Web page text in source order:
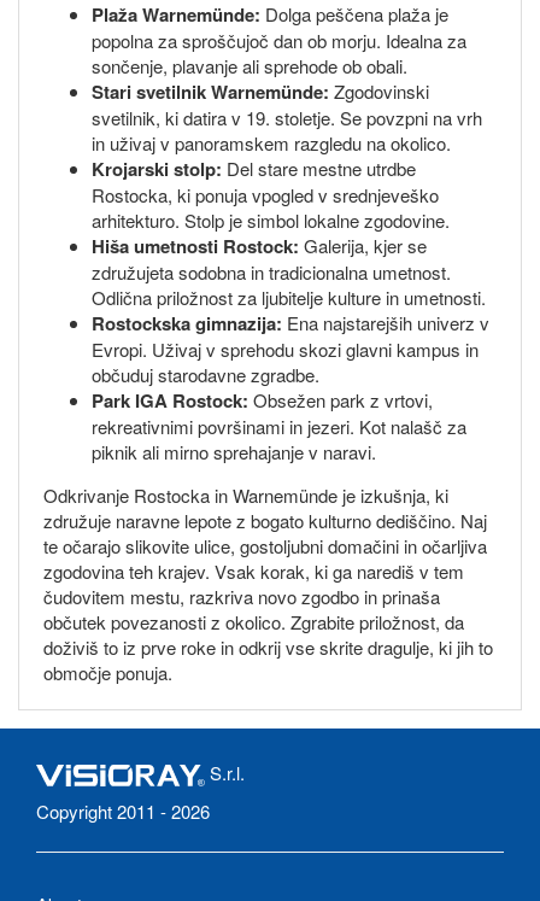
Plaža Warnemünde: Dolga peščena plaža je
popolna za sproščujoč dan ob morju. Idealna za
sončenje, plavanje ali sprehode ob obali.
Stari svetilnik Warnemünde: Zgodovinski
svetilnik, ki datira v 19. stoletje. Se povzpni na vrh
in uživaj v panoramskem razgledu na okolico.
Krojarski stolp: Del stare mestne utrdbe
Rostocka, ki ponuja vpogled v srednjeveško
arhitekturo. Stolp je simbol lokalne zgodovine.
Hiša umetnosti Rostock: Galerija, kjer se
združujeta sodobna in tradicionalna umetnost.
Odlična priložnost za ljubitelje kulture in umetnosti.
Rostockska gimnazija: Ena najstarejših univerz v
Evropi. Uživaj v sprehodu skozi glavni kampus in
občuduj starodavne zgradbe.
Park IGA Rostock: Obsežen park z vrtovi,
rekreativnimi površinami in jezeri. Kot nalašč za
piknik ali mirno sprehajanje v naravi.
Odkrivanje Rostocka in Warnemünde je izkušnja, ki
združuje naravne lepote z bogato kulturno dediščino. Naj
te očarajo slikovite ulice, gostoljubni domačini in očarljiva
zgodovina teh krajev. Vsak korak, ki ga narediš v tem
čudovitem mestu, razkriva novo zgodbo in prinaša
občutek povezanosti z okolico. Zgrabite priložnost, da
doživiš to iz prve roke in odkrij vse skrite dragulje, ki jih to
območje ponuja.
S.r.l.
Copyright 2011 - 2026